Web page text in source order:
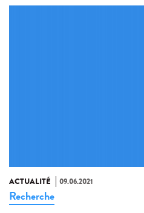
ACTUALITÉ 09.06.2021
Recherche